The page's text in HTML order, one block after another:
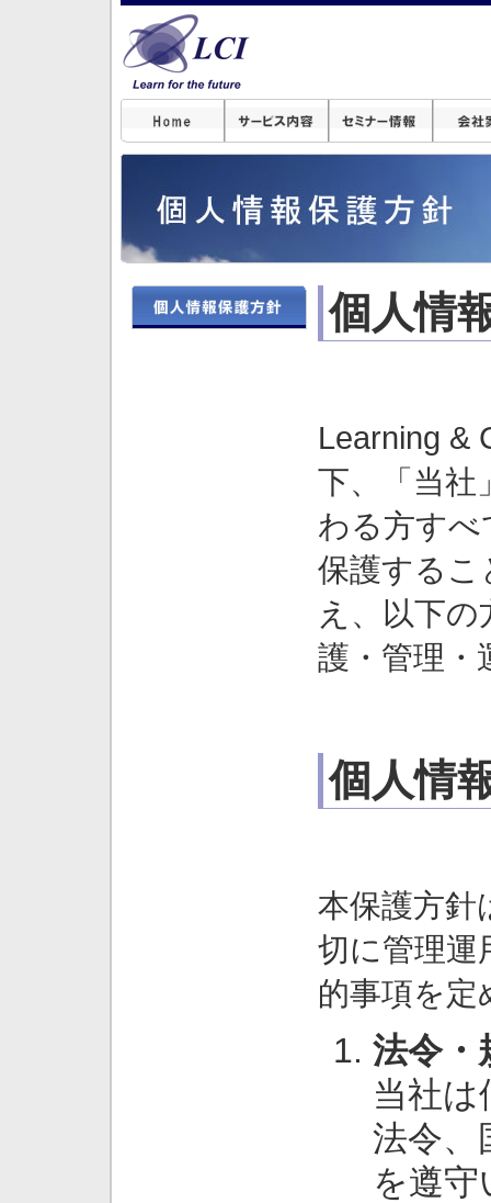
個人情
Learning &
下、「当社
わる方すべ
保護するこ
え、以下
護・管理・
個人情
本保護方針
切に管理運
的事項を
法令・
当社
法令、
を遵